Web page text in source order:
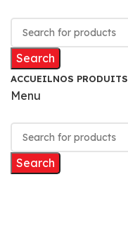
Search
ACCUEILNOS PRODUITS
Menu
Search